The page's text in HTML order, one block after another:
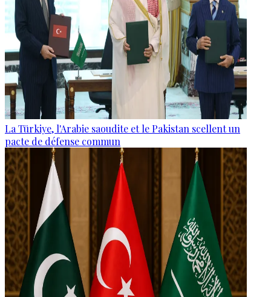
La Türkiye, l'Arabie saoudite et le Pakistan scellent un
pacte de défense commun